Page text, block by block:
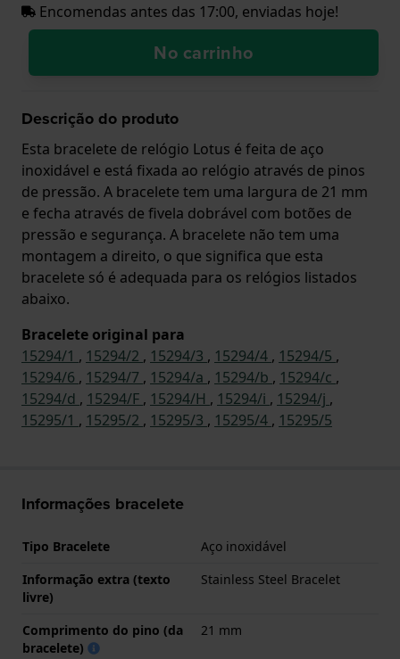
Encomendas antes das 17:00, enviadas hoje!
No carrinho
Descrição do produto
Esta bracelete de relógio Lotus é feita de aço
inoxidável e está fixada ao relógio através de pinos
de pressão. A bracelete tem uma largura de 21 mm
e fecha através de fivela dobrável com botões de
pressão e segurança. A bracelete não tem uma
montagem a direito, o que significa que esta
bracelete só é adequada para os relógios listados
abaixo.
Bracelete original para
15294/1 , 15294/2 , 15294/3 , 15294/4 , 15294/5 ,
15294/6 , 15294/7 , 15294/a , 15294/b , 15294/c ,
15294/d , 15294/F , 15294/H , 15294/i , 15294/j ,
15295/1 , 15295/2 , 15295/3 , 15295/4 , 15295/5
Informações bracelete
Tipo Bracelete
Aço inoxidável
Informação extra (texto
livre)
Stainless Steel Bracelet
Comprimento do pino (da
bracelete)
21 mm